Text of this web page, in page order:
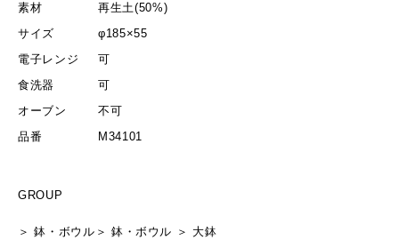
素材
再生土(50%)
サイズ
φ185×55
電子レンジ
可
食洗器
可
オーブン
不可
品番
M34101
GROUP
＞鉢・ボウル ＞ 鉢・ボウル ＞ 大鉢